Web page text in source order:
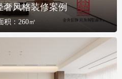
奢风格装修案例
积： 260㎡